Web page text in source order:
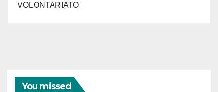
VOLONTARIATO
You missed